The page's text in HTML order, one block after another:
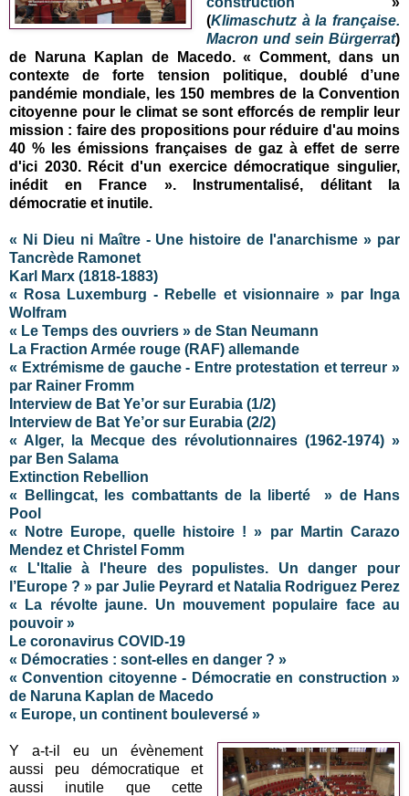
(Klimaschutz à la française.
Macron und sein Bürgerrat)
de Naruna Kaplan de Macedo. « Comment, dans un
contexte de forte tension politique, doublé d’une
pandémie mondiale, les 150 membres de la Convention
citoyenne pour le climat se sont efforcés de remplir leur
mission : faire des propositions pour réduire d'au moins
40 % les émissions françaises de gaz à effet de serre
d'ici 2030. Récit d'un exercice démocratique singulier,
inédit en France ». Instrumentalisé, délitant la
démocratie et inutile.
« Ni Dieu ni Maître - Une histoire de l'anarchisme » par
Tancrède Ramonet
Karl Marx (1818-1883)
« Rosa Luxemburg - Rebelle et visionnaire » par Inga
Wolfram
« Le Temps des ouvriers » de Stan Neumann
La Fraction Armée rouge (RAF) allemande
« Extrémisme de gauche - Entre protestation et terreur »
par Rainer Fromm
Interview de Bat Ye’or sur Eurabia (1/2)
Interview de Bat Ye’or sur Eurabia (2/2)
« Alger, la Mecque des révolutionnaires (1962-1974) »
par Ben Salama
Extinction Rebellion
« Bellingcat, les combattants de la liberté » de Hans
Pool
« Notre Europe, quelle histoire ! » par Martin Carazo
Mendez et Christel Fomm
« L'Italie à l'heure des populistes. Un danger pour
l’Europe ? » par Julie Peyrard et Natalia Rodriguez Perez
« La révolte jaune. Un mouvement populaire face au
pouvoir »
Le coronavirus COVID-19
« Démocraties : sont-elles en danger ? »
« Convention citoyenne - Démocratie en construction »
de Naruna Kaplan de Macedo
« Europe, un continent bouleversé »
Y a-t-il eu un évènement
aussi peu démocratique et
aussi inutile que cette